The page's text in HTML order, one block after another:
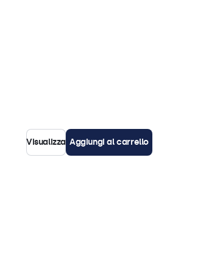
Visualizza Aggiungi al carrello